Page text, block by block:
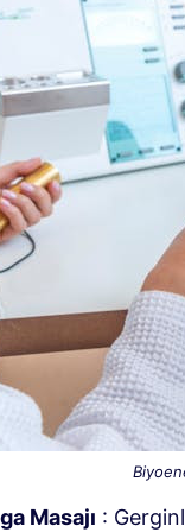
Masajı :